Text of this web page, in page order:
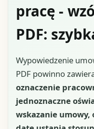
pracę -
PDF:
Wypowiedzenie
PDF powinno
oznaczenie
jednoznaczne
wskazanie